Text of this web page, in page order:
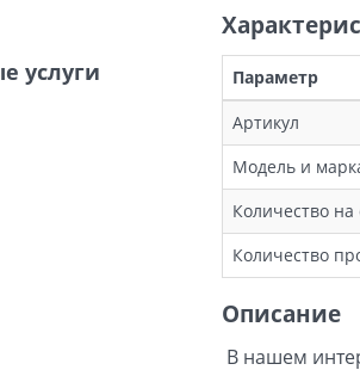
услуги
Параметр
Артикул
Модель и
Количество на
Количество
Описание
В нашем